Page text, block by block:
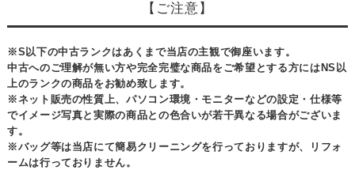
【ご注意】
※S以下の中古ランクはあくまで当店の主観で御座います。
中古へのご理解が無い方や完全完璧な商品をご希望とする方にはNS以
上のランクの商品をお勧め致します。
※ネット販売の性質上、パソコン環境・モニターなどの設定・仕様等
でイメージ写真と実際の商品との色合いが若干異なる場合がございま
す。
※バッグ等は当店にて簡易クリーニングを行っておりますが、リフォ
ームは行っておりません。